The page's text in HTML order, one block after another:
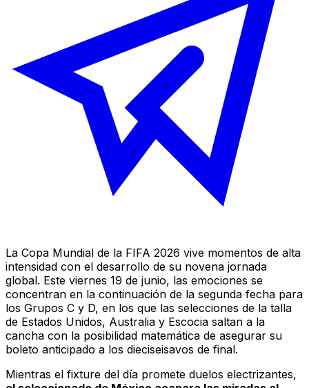
La Copa Mundial de la FIFA 2026 vive momentos de alta
intensidad con el desarrollo de su novena jornada
global. Este viernes 19 de junio, las emociones se
concentran en la continuación de la segunda fecha para
los Grupos C y D, en los que las selecciones de la talla
de Estados Unidos, Australia y Escocia saltan a la
cancha con la posibilidad matemática de asegurar su
boleto anticipado a los dieciseisavos de final.
Mientras el fixture del día promete duelos electrizantes,